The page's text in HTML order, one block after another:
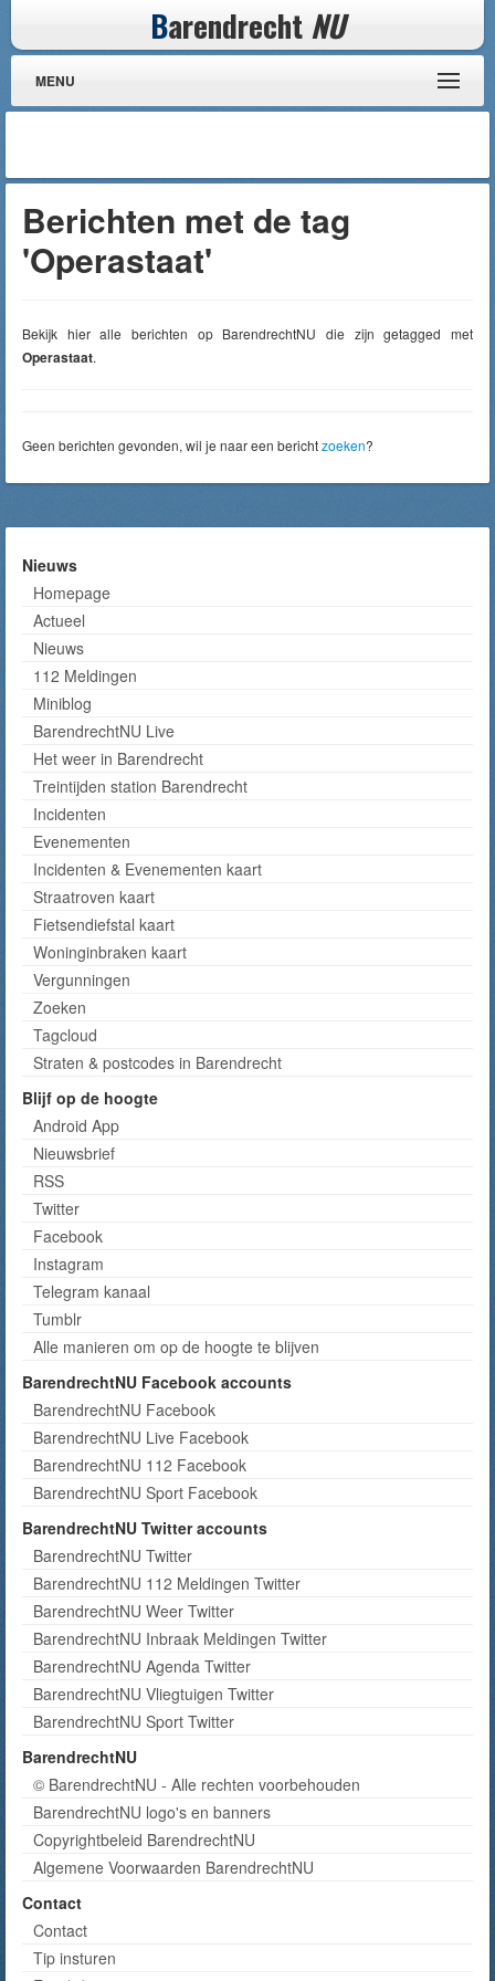
Barendrecht NU
MENU
Berichten met de tag
'Operastaat'
Bekijk hier alle berichten op BarendrechtNU die zijn getagged met
Operastaat.
Geen berichten gevonden, wil je naar een berichtzoeken?
Nieuws
Homepage
Actueel
Nieuws
112 Meldingen
Miniblog
BarendrechtNU Live
Het weer in Barendrecht
Treintijden station Barendrecht
Incidenten
Evenementen
Incidenten & Evenementen kaart
Straatroven kaart
Fietsendiefstal kaart
Woninginbraken kaart
Vergunningen
Zoeken
Tagcloud
Straten & postcodes in Barendrecht
Blijf op de hoogte
Android App
Nieuwsbrief
RSS
Twitter
Facebook
Instagram
Telegram kanaal
Tumblr
Alle manieren om op de hoogte te blijven
BarendrechtNU Facebook accounts
BarendrechtNU Facebook
BarendrechtNU Live Facebook
BarendrechtNU 112 Facebook
BarendrechtNU Sport Facebook
BarendrechtNU Twitter accounts
BarendrechtNU Twitter
BarendrechtNU 112 Meldingen Twitter
BarendrechtNU Weer Twitter
BarendrechtNU Inbraak Meldingen Twitter
BarendrechtNU Agenda Twitter
BarendrechtNU Vliegtuigen Twitter
BarendrechtNU Sport Twitter
BarendrechtNU
© BarendrechtNU - Alle rechten voorbehouden
BarendrechtNU logo's en banners
Copyrightbeleid BarendrechtNU
Algemene Voorwaarden BarendrechtNU
Contact
Contact
Tip insturen